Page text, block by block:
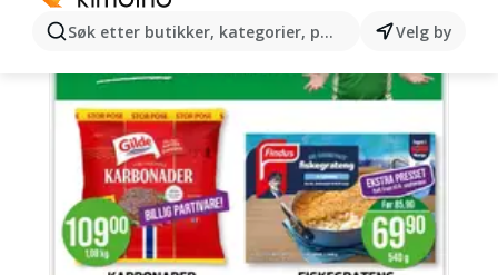
Søk etter butikker, kategorier, produkter...Velg by